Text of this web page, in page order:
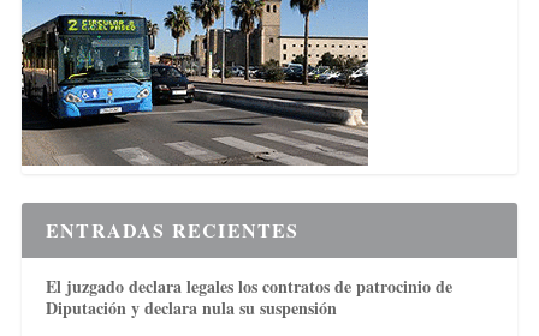
ENTRADAS RECIENTES
El juzgado declara legales los contratos de patrocinio de
Diputación y declara nula su suspensión